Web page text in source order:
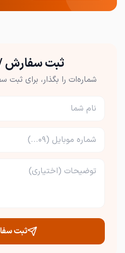
ثبت سفارش
شماره‌ات را بگذار، برای
ثبت